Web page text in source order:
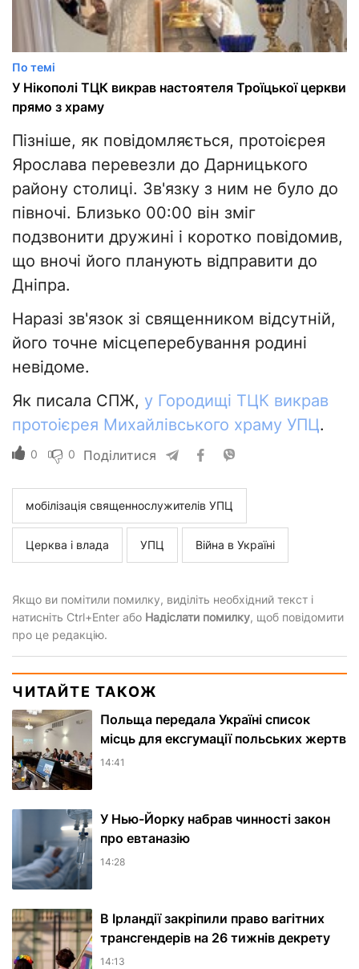
По темі
У Нікополі ТЦК викрав настоятеля Троїцької церкви
прямо з храму
Пізніше, як повідомляється, протоієрея
Ярослава перевезли до Дарницького
району столиці. Зв'язку з ним не було до
півночі. Близько 00:00 він зміг
подзвонити дружині і коротко повідомив,
що вночі його планують відправити до
Дніпра.
Наразі зв'язок зі священником відсутній,
його точне місцеперебування родині
невідоме.
Як писала СПЖ, у Городищі ТЦК викрав
протоієрея Михайлівського храму УПЦ.
0 0 Поділитися
мобілізація священнослужителів УПЦ
Церква і влада УПЦ Війна в Україні
Якщо ви помітили помилку, виділіть необхідний текст і
натисніть Ctrl+Enter або Надіслати помилку, щоб повідомити
про це редакцію.
ЧИТАЙТЕ ТАКОЖ
Польща передала Україні список
місць для ексгумації польських жертв
14:41
У Нью-Йорку набрав чинності закон
про евтаназію
14:28
В Ірландії закріпили право вагітних
трансгендерів на 26 тижнів декрету
14:13